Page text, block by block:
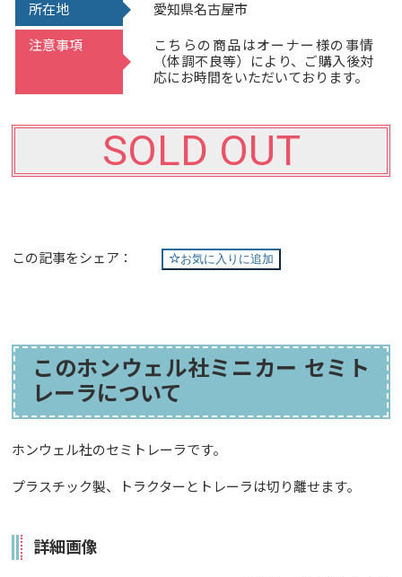
所在地 愛知県名古屋市
注意事項
こちらの商品はオーナー様の事情
（体調不良等）により、ご購入後対
応にお時間をいただいております。
SOLD OUT
この記事をシェア： お気に入りに追加
このホンウェル社ミニカー セミト
レーラについて
ホンウェル社のセミトレーラです。
プラスチック製、トラクターとトレーラは切り離せます。
詳細画像